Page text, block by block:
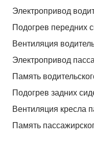
Электропривод
Подогрев передних
Вентиляция
Электропривод
Память
Подогрев задних
Вентиляция кресла
Память